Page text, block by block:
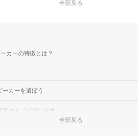
全部見る
カーの特徴とは？
カーを選ぼう
タイプが使いやすい
全部見る